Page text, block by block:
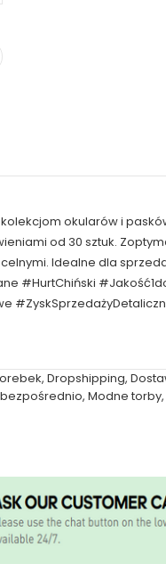
okularów i
od 30 sztuk.
Idealne dla
#HurtChiński
, Dropshipping,
, Modne torby,